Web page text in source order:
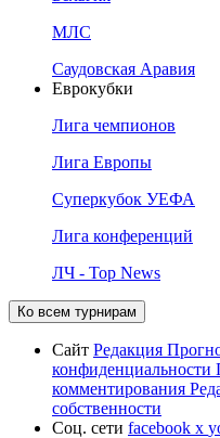
МЛС
Саудовская Аравия
Еврокубки
Лига чемпионов
Лига Европы
Суперкубок УЕФА
Лига конференций
ЛЧ - Top News
Ко всем турнирам
Сайт Редакция
конфиденциальности
комментирования
собственности
Соц. сети facebook x